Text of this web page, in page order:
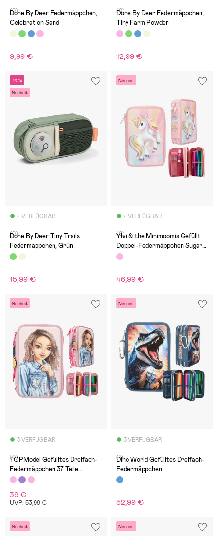
(0)
Done By Deer Federmäppchen,
Celebration Sand
9,99 €
(0)
Done By Deer Federmäppchen,
Tiny Farm Powder
12,99 €
-20%
Neuheit
4 VERFÜGBAR
(0)
Done By Deer Tiny Trails
Federmäppchen, Grün
15,99 €
Neuheit
4 VERFÜGBAR
(0)
Ylvi & the Minimoomis Gefüllt
Doppel-Federmäppchen Sugar
Pop
46,99 €
Neuheit
3 VERFÜGBAR
(0)
TOPModel Gefülltes Dreifach-
Federmäppchen 37 Teile
Capybara
39 €
UVP: 53,99 €
Neuheit
3 VERFÜGBAR
(1)
Dino World Gefülltes Dreifach-
Federmäppchen
52,99 €
Neuheit Neuheit